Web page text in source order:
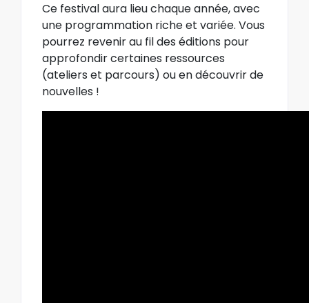
Ce festival aura lieu chaque année, avec
une programmation riche et variée. Vous
pourrez revenir au fil des éditions pour
approfondir certaines ressources
(ateliers et parcours) ou en découvrir de
nouvelles !